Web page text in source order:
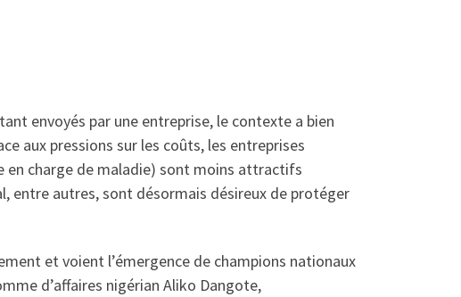
envoyés par une entreprise, le contexte a bien
aux pressions sur les coûts, les entreprises
en charge de maladie) sont moins attractifs
entre autres, sont désormais désireux de protéger
et voient l’émergence de champions nationaux
d’affaires nigérian Aliko Dangote,